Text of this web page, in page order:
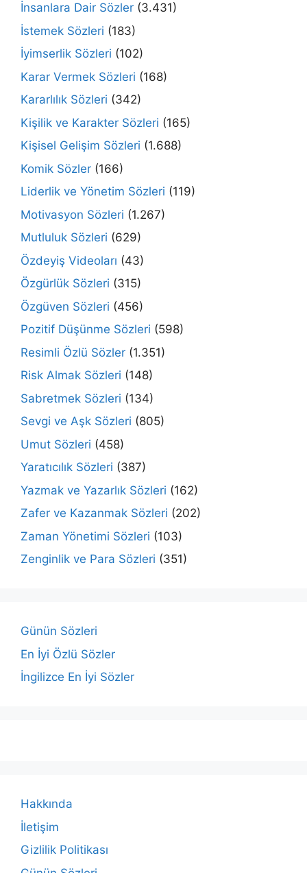
İnsanlara Dair Sözler (3.431)
İstemek Sözleri (183)
İyimserlik Sözleri (102)
Karar Vermek Sözleri (168)
Kararlılık Sözleri (342)
Kişilik ve Karakter Sözleri (165)
Kişisel Gelişim Sözleri (1.688)
Komik Sözler (166)
Liderlik ve Yönetim Sözleri (119)
Motivasyon Sözleri (1.267)
Mutluluk Sözleri (629)
Özdeyiş Videoları (43)
Özgürlük Sözleri (315)
Özgüven Sözleri (456)
Pozitif Düşünme Sözleri (598)
Resimli Özlü Sözler (1.351)
Risk Almak Sözleri (148)
Sabretmek Sözleri (134)
Sevgi ve Aşk Sözleri (805)
Umut Sözleri (458)
Yaratıcılık Sözleri (387)
Yazmak ve Yazarlık Sözleri (162)
Zafer ve Kazanmak Sözleri (202)
Zaman Yönetimi Sözleri (103)
Zenginlik ve Para Sözleri (351)
Günün Sözleri
En İyi Özlü Sözler
İngilizce En İyi Sözler
Hakkında
İletişim
Gizlilik Politikası